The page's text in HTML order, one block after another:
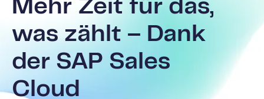
Mehr Zeit für das,
was zählt – Dank
der SAP Sales
Cloud